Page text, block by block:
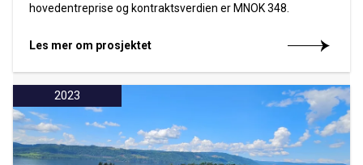
hovedentreprise og kontraktsverdien er MNOK 348.
Les mer om prosjektet
2023